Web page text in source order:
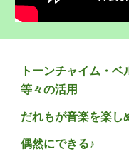
トーンチャイム・ベ
等々の活用
だれもが音楽を楽し
偶然にできる♪